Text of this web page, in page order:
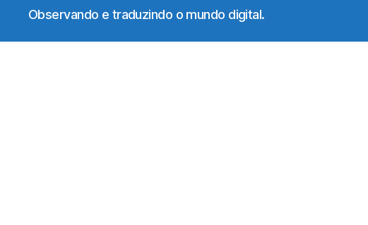
Observando e traduzindo o mundo digital.